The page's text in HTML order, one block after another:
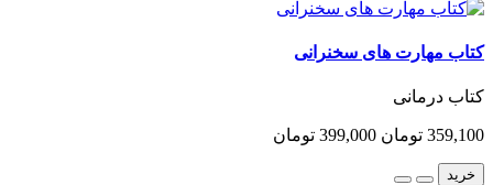
کتاب مهارت های سخنرانی
کتاب درمانی
359,100 تومان 399,000 تومان
خرید